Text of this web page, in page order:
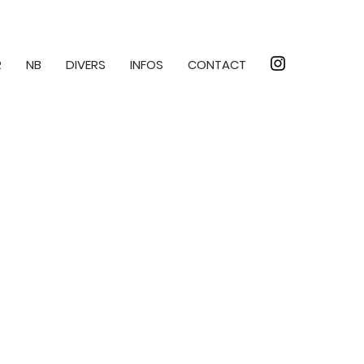
NB DIVERS INFOS CONTACT